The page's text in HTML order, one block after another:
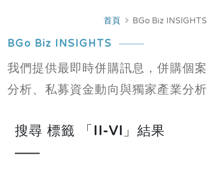
首頁 BGo Biz INSIGHTS
BGo Biz INSIGHTS
我們提供最即時併購訊息，併購個案
分析、私募資金動向與獨家產業分析
搜尋 標籤 「II-VI」結果